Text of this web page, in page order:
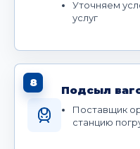
Уточняем
услуг
8
Подсыл
Поставщик
станцию